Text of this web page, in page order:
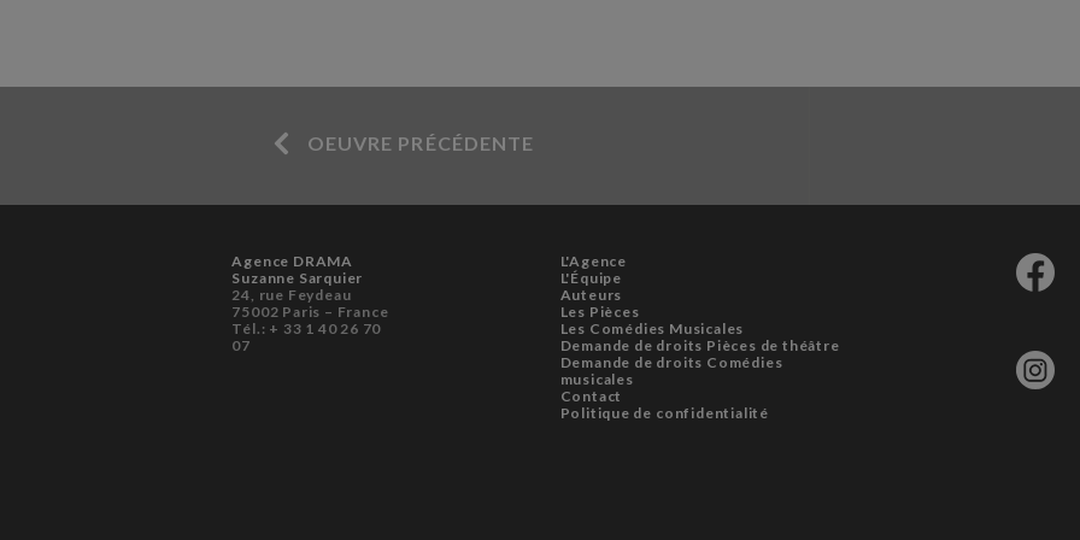
OEUVRE PRÉCÉDENTE
Agence DRAMA
Suzanne Sarquier
24, rue Feydeau
75002 Paris – France
Tél.: + 33 1 40 26 70
07
L'Agence
L'Équipe
Auteurs
Les Pièces
Les Comédies Musicales
Demande de droits Pièces de théâtre
Demande de droits Comédies
musicales
Contact
Politique de confidentialité